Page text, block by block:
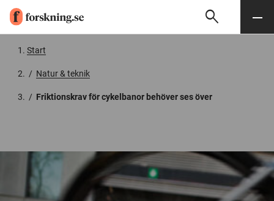
Söksearch Meny
Start
/ Natur & teknik
/ Friktionskrav för cykelbanor behöver ses över